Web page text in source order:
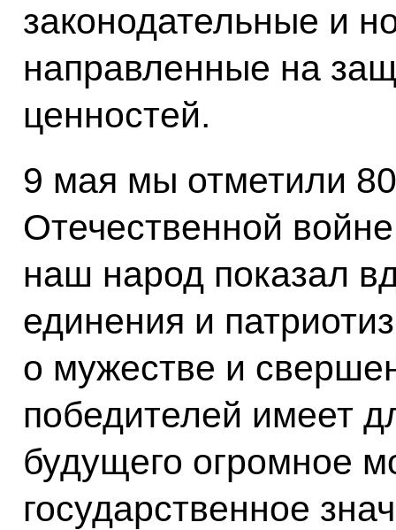
законодательные и
направленные на
ценностей.
9 мая мы отметили
Отечественной
наш народ показал
единения и
о мужестве и
победителей имеет
будущего огромное
государственное